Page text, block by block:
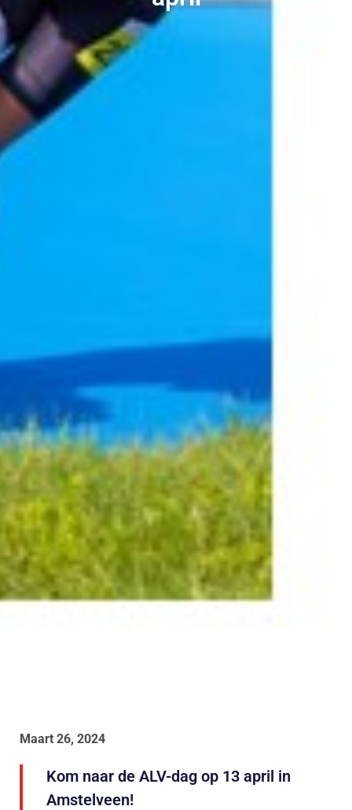
Maart 26, 2024
Kom naar de ALV-dag op 13 april in
Amstelveen!